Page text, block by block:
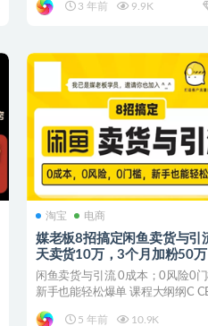
3 年前
9.9K
淘宝 电商
媒老板8招搞定闲鱼卖货与引
天卖货10万，3个月加粉50万
闲鱼卖货与引流 0成本；0风险0门
新手也能轻松爆单 课程大纲纲C
5 年前
10.9K